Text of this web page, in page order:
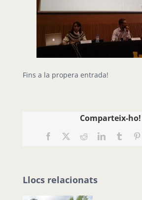
Fins a la propera entrada!
Comparteix-ho!
Facebook RedditLinkedInTumblr
Llocs relacionats